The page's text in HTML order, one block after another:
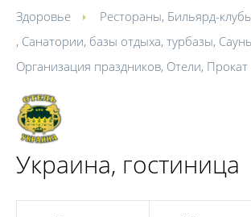
Здоровье
Рестораны, Бильярд-
, Санатории, базы отдыха, турбазы,
Организация праздников, Отели, Прокат
Украина, гостиница